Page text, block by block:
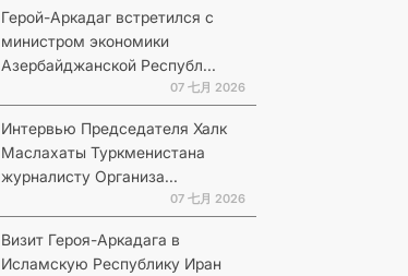
Герой-Аркадаг встретился с
министром экономики
Азербайджанской Республ...
07 七月 2026
Интервью Председателя Халк
Маслахаты Туркменистана
журналисту Организа...
07 七月 2026
Визит Героя-Аркадага в
Исламскую Республику Иран